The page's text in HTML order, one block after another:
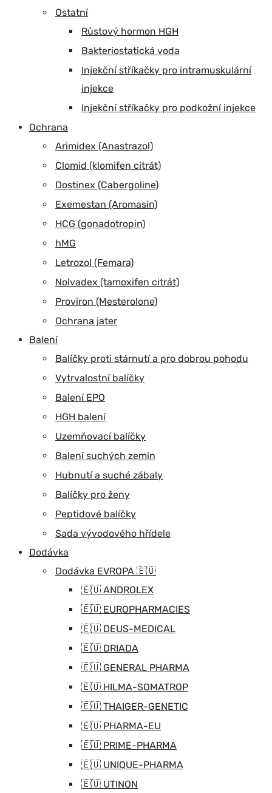
Ostatní
Růstový hormon HGH
Bakteriostatická voda
Injekční stříkačky pro intramuskulární
injekce
Injekční stříkačky pro podkožní injekce
Ochrana
Arimidex (Anastrazol)
Clomid (klomifen citrát)
Dostinex (Cabergoline)
Exemestan (Aromasin)
HCG (gonadotropin)
hMG
Letrozol (Femara)
Nolvadex (tamoxifen citrát)
Proviron (Mesterolone)
Ochrana jater
Balení
Balíčky proti stárnutí a pro dobrou pohodu
Vytrvalostní balíčky
Balení EPO
HGH balení
Uzemňovací balíčky
Balení suchých zemin
Hubnutí a suché zábaly
Balíčky pro ženy
Peptidové balíčky
Sada vývodového hřídele
Dodávka
Dodávka EVROPA 🇪🇺
🇪🇺 ANDROLEX
🇪🇺 EUROPHARMACIES
🇪🇺 DEUS-MEDICAL
🇪🇺 DRIADA
🇪🇺 GENERAL PHARMA
🇪🇺 HILMA-SOMATROP
🇪🇺 THAIGER-GENETIC
🇪🇺 PHARMA-EU
🇪🇺 PRIME-PHARMA
🇪🇺 UNIQUE-PHARMA
🇪🇺 UTINON